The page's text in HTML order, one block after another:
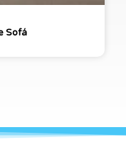
Sofá